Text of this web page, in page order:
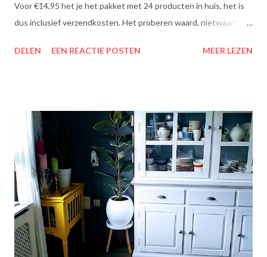
Voor €14,95 het je het pakket met 24 producten in huis, het is
dus inclusief verzendkosten. Het proberen waard, nietwaar? Dit
theesmaken van Lipton: voor een goed moment dat heerlijk
mengsel van zonnebloem-, lijnzaad- en koolzaadolie. Het bevat
Omega’s 3 & 6 die goed zijn voor hart en bloedvaten. Omega's 3
& 6 zijn meervoudig onverzadigde vetzuren, die het lichaam niet
zelf kan aanmaken. Ze dragen bij tot de instandhouding van een
normaal cholesterolgehalte in het bloed. Becel Dieetolie geeft
een optimale smaak aan uw gerechten, met behoud van de
smaak van uw originele ingrediënten. Naast warme toepassing
l...
DELEN EEN REACTIE POSTEN MEER LEZEN